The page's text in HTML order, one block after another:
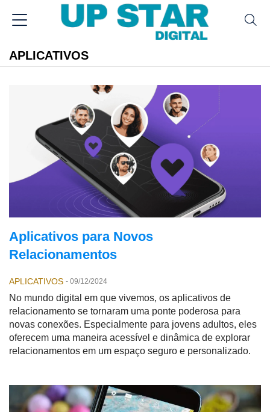
APLICATIVOS
Aplicativos para Novos
Relacionamentos
APLICATIVOS - 09/12/2024
No mundo digital em que vivemos, os aplicativos de
relacionamento se tornaram uma ponte poderosa para
novas conexões. Especialmente para jovens adultos, eles
oferecem uma maneira acessível e dinâmica de explorar
relacionamentos em um espaço seguro e personalizado.